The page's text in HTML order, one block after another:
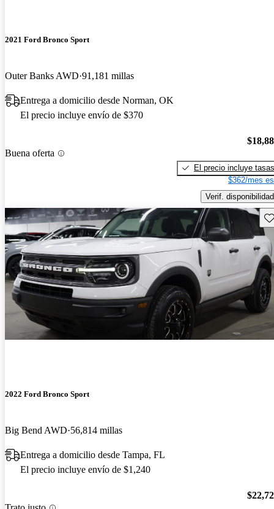
2021 Ford Bronco Sport
Outer Banks AWD 91,181 millas
Entrega a domicilio desde Norman, OK
El precio incluye envío de $370
Buena oferta
El precio incluye tasas
$362/mes
Verif. disponibilidad
2022 Ford Bronco Sport
Big Bend AWD 56,814 millas
Entrega a domicilio desde Tampa, FL
El precio incluye envío de $1,240